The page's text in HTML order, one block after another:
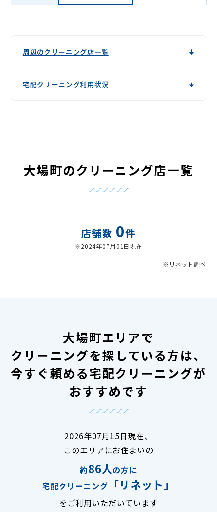
周辺のクリーニング店一覧
宅配クリーニング利用状況
大場町のクリーニング店一覧
店舗数 0件
※2024年07月01日現在
※リネット調べ
大場町エリアで
クリーニングを探している方は、
今すぐ頼める宅配クリーニングが
おすすめです
2026年07月15日現在、
このエリアにお住まいの
約86人の方に
宅配クリーニング
「リネット」
をご利用いただいています